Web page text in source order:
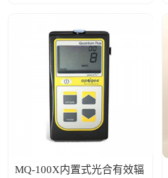
MQ-100X内置式光合有效辐